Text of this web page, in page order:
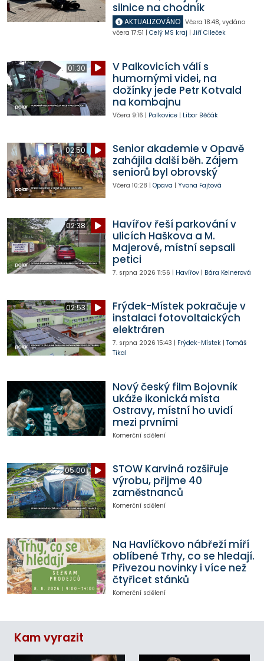
silnice na chodník
AKTUALIZOVÁNO Včera 18:48, vydáno
včera 17:51 | Celý MS kraj | Jiří Cileček
01:30
V Palkovicích válí s
humornými videi, na
dožínky jede Petr Kotvald
na kombajnu
Včera 9:16 | Palkovice| Libor Běčák
02:50
Senior akademie v Opavě
zahájila další běh. Zájem
seniorů byl obrovský
Včera 10:28 | Opava | Yvona Fajtová
02:38
Havířov řeší parkování v
ulicích Haškova a M.
Majerové, místní sepsali
petici
7. srpna 2026 11:56 | Havířov| Bára Kelnerová
02:53
Frýdek-Místek pokračuje v
instalaci fotovoltaických
elektráren
7. srpna 2026 15:43 | Frýdek-Místek| Tomáš
Tikal
Nový český film Bojovník
ukáže ikonická místa
Ostravy, místní ho uvidí
mezi prvními
Komerční sdělení
05:00
STOW Karviná rozšiřuje
výrobu, přijme 40
zaměstnanců
Komerční sdělení
Na Havlíčkovo nábřeží míří
oblíbené Trhy, co se hledají.
Přivezou novinky i více než
čtyřicet stánků
Komerční sdělení
Kam vyrazit